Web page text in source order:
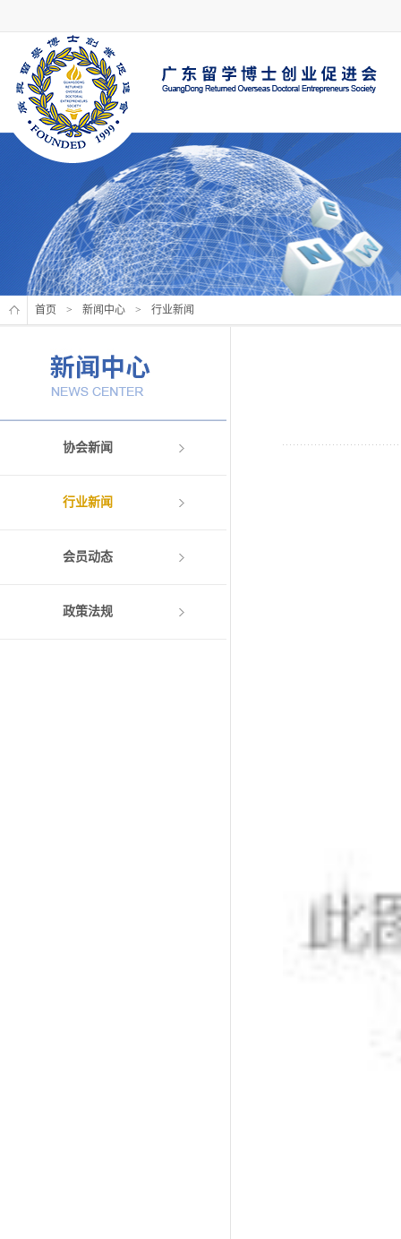
首页 > 新闻中心 > 行业新闻
协会新闻
行业新闻
会员动态
政策法规